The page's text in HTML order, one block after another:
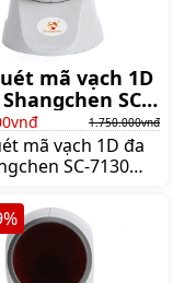
mã vạch 1D
SC-
1.750.000vnđ
mã vạch 1D đa
SC-7130
vạch tiêu chuẩn
gồm GS1 Databar
đ
%